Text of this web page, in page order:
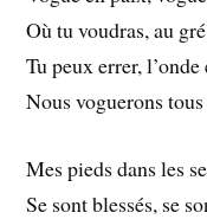
Où tu voudras, au
Tu peux errer,
Nous voguerons
Mes pieds dans les
Se sont blessés, se